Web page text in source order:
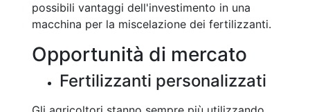
possibili vantaggi dell'investimento in una
macchina per la miscelazione dei fertilizzanti.
Opportunità di mercato
Fertilizzanti personalizzati